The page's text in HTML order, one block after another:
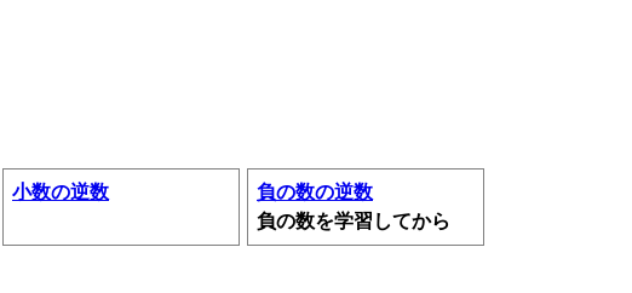
小数の逆数
負の数の逆数
負の数を学習してから